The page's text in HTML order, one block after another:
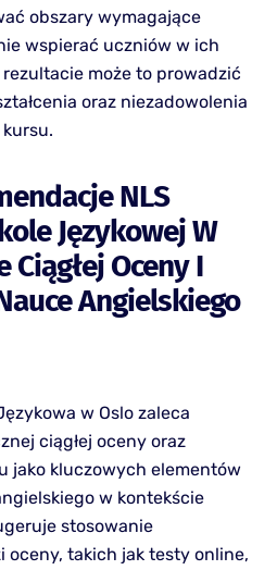
obszary wymagające
wspierać uczniów w ich
może to prowadzić
oraz niezadowolenia
NLS
Językowej W
Ciągłej Oceny I
Angielskiego
w Oslo zaleca
ciągłej oceny oraz
jako kluczowych elementów
w kontekście
stosowanie
oceny, takich jak testy online,